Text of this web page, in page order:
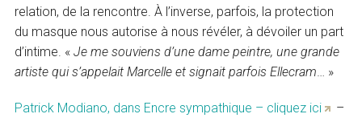
relation, de la rencontre. À l’inverse, parfois, la protection
du masque nous autorise à nous révéler, à dévoiler un part
d’intime. «Je me souviens d’une dame peintre, une grande
artiste qui s’appelait Marcelle et signait parfois Ellecram… »
Patrick Modiano, dans Encre sympathique – cliquez ici
–